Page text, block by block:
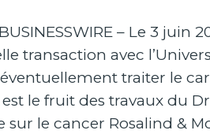
– Le 3 juin
transaction avec
traiter le
est le fruit des travaux du
sur le cancer Rosalind &